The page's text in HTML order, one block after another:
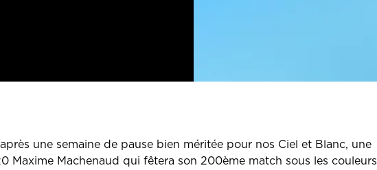
une semaine de pause bien méritée pour nos Ciel et Blanc, une
Maxime Machenaud qui fêtera son 200ème match sous les couleurs